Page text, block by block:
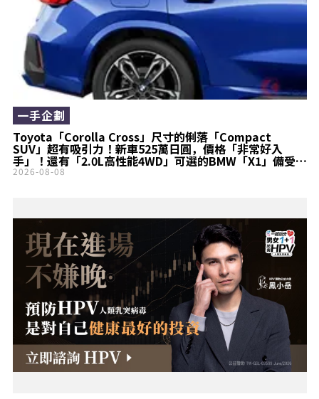
Toyota「Corolla Cross」尺寸的俐落「Compact
SUV」超有吸引力！新車525萬日圓，價格「非常好入
手」！還有「2.0L高性能4WD」可選的BMW「X1」備受矚
目
一手企劃
2026-08-08